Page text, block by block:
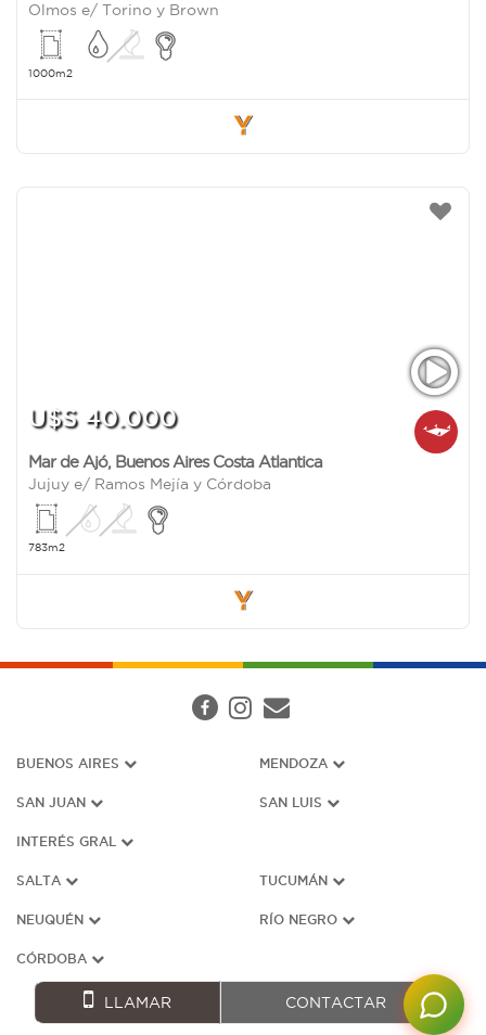
LLAMAR CONTACTAR
Olmos e/ Torino y Brown
1000m2
U$S 40.000
Mar de Ajó, Buenos Aires Costa Atlantica
Jujuy e/ Ramos Mejía y Córdoba
783m2
BUENOS AIRES MENDOZA
SAN JUAN SAN LUIS
INTERÉS GRAL
SALTA TUCUMÁN
NEUQUÉN RÍO NEGRO
CÓRDOBA